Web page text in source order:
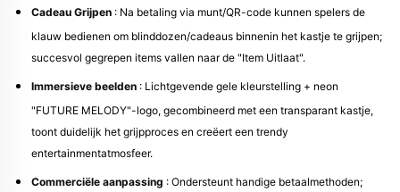
Cadeau Grijpen : Na betaling via munt/QR-code kunnen spelers de
klauw bedienen om blinddozen/cadeaus binnenin het kastje te grijpen;
succesvol gegrepen items vallen naar de "Item Uitlaat".
Immersieve beelden : Lichtgevende gele kleurstelling + neon
"FUTURE MELODY"-logo, gecombineerd met een transparant kastje,
toont duidelijk het grijpproces en creëert een trendy
entertainmentatmosfeer.
Commerciële aanpassing : Ondersteunt handige betaalmethoden;